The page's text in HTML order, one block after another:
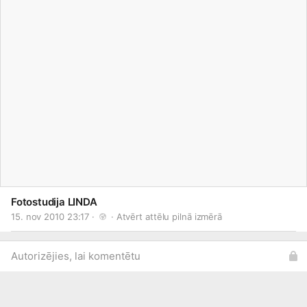
Fotostudija LINDA
15. nov 2010 23:17 · · Atvērt attēlu pilnā izmērā
Autorizējies, lai komentētu